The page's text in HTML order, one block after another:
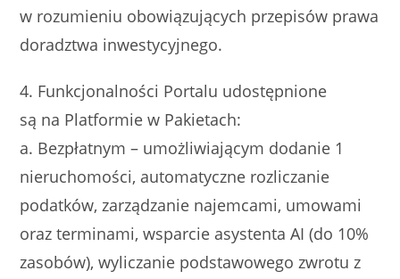
w rozumieniu obowiązujących przepisów prawa
doradztwa inwestycyjnego.
4. Funkcjonalności Portalu udostępnione
są na Platformie w Pakietach:
a. Bezpłatnym – umożliwiającym dodanie 1
nieruchomości, automatyczne rozliczanie
podatków, zarządzanie najemcami, umowami
oraz terminami, wsparcie asystenta AI (do 10%
zasobów), wyliczanie podstawowego zwrotu z